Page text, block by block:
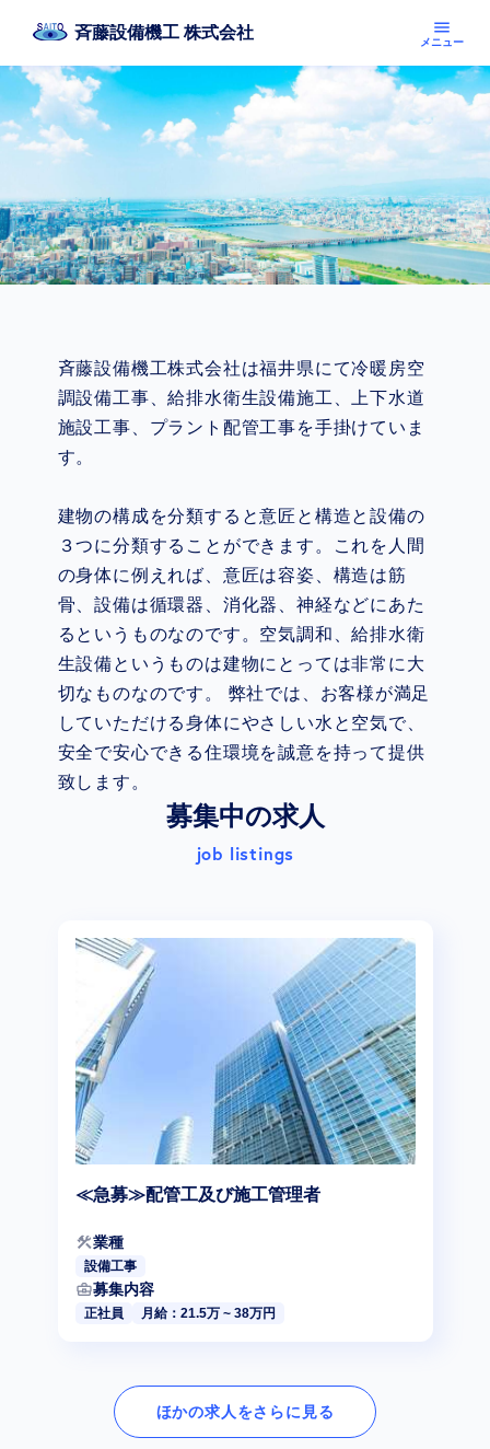
斉藤設備機工 株式会社 menu
メニュー
斉藤設備機工株式会社は福井県にて冷暖房空
調設備工事、給排水衛生設備施工、上下水道
施設工事、プラント配管工事を手掛けていま
す。
建物の構成を分類すると意匠と構造と設備の
３つに分類することができます。これを人間
の身体に例えれば、意匠は容姿、構造は筋
骨、設備は循環器、消化器、神経などにあた
るというものなのです。空気調和、給排水衛
生設備というものは建物にとっては非常に大
切なものなのです。 弊社では、お客様が満足
していただける身体にやさしい水と空気で、
安全で安心できる住環境を誠意を持って提供
致します。
募集中の求人
job listings
≪急募≫配管工及び施工管理者
construction業種
設備工事
business_center募集内容
正社員 月給：21.5万 ~ 38万円
ほかの求人をさらに見る